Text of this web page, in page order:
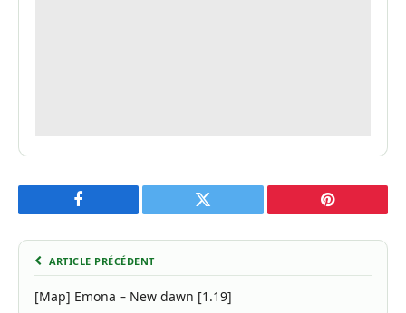
Facebook Twitter Pinterest
ARTICLE PRÉCÉDENT
[Map] Emona – New dawn [1.19]